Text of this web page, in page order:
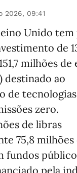
2026, 09:41
Unido
de
milhões de
destinado ao
de
zero.
de libras
75,8 milhões
fundos
pela